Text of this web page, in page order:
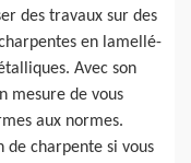
des travaux sur des
en lamellé-
Avec son
mesure de vous
aux normes.
de charpente si vous